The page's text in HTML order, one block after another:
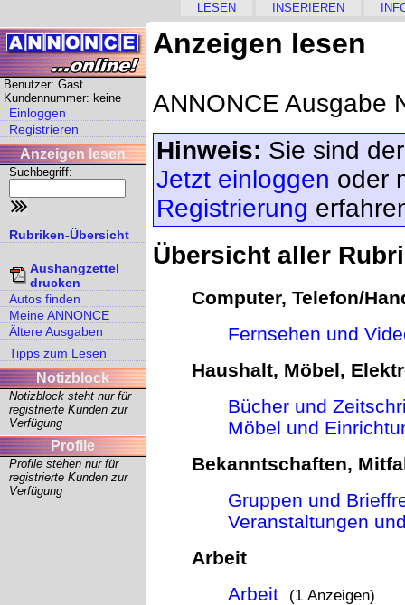
LESEN INSERIEREN
Benutzer: Gast
Kundennummer: keine
Einloggen
Registrieren
Anzeigen lesen
Suchbegriff:
Rubriken-Übersicht
Aushangzettel
drucken
Autos finden
Meine ANNONCE
Ältere Ausgaben
Tipps zum Lesen
Notizblock
Notizblock steht nur für
registrierte Kunden zur
Verfügung
Profile
Profile stehen nur für
registrierte Kunden zur
Verfügung
Anzeigen lesen
ANNONCE Ausgabe
Hinweis: Sie sind
Jetzt einloggen oder
Registrierung
Übersicht aller
Computer, Telefon/
Fernsehen und
Haushalt, Möbel,
Bücher und
Möbel und
Bekanntschaften,
Gruppen und
Veranstaltungen
Arbeit
Arbeit
(1 Anzeigen)